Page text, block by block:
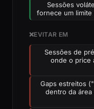
Sessões
fornece um
❌EVITAR EM
Sessões de
onde o price
Gaps estreitos
dentro da